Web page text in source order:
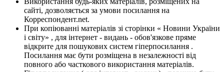
сайті, дозволяється за умови посилання на
Корреспондент.net.
При копіюванні матеріалів зі сторінки « Новини України
і світу» , для інтернет - видань - обов'язкове пряме
відкрите для пошукових систем гіперпосилання .
Посилання має бути розміщена в незалежності від
повного або часткового використання матеріалів.